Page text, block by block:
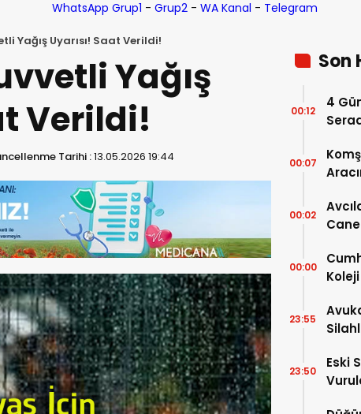
WhatsApp Grup1 - Grup2- WA Kanal - Telegram
Yağış Uyarısı! Saat Verildi!
Yağış
Verildi!
Tarihi :13.05.2026 19:44
Son
4
00:12
00:07
00:02
00:00
23:55
Eski
23:50